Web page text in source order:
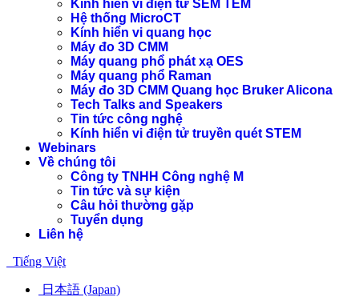
Kính hiển vi điện tử SEM TEM
Hệ thống MicroCT
Kính hiển vi quang học
Máy đo 3D CMM
Máy quang phổ phát xạ OES
Máy quang phổ Raman
Máy đo 3D CMM Quang học Bruker Alicona
Tech Talks and Speakers
Tin tức công nghệ
Kính hiển vi điện tử truyền quét STEM
Webinars
Về chúng tôi
Công ty TNHH Công nghệ M
Tin tức và sự kiện
Câu hỏi thường gặp
Tuyển dụng
Liên hệ
Tiếng Việt
日本語 (Japan)